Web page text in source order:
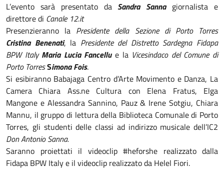
L’evento sarà presentato da Sandra Sanna giornalista e
direttore di Canale 12.it
Presenzieranno la Presidente della Sezione di Porto Torres
Cristina Benenati, la Presidente del Distretto Sardegna Fidapa
BPW Italy Maria Lucia Fancellue la Vicesindaco del Comune di
Porto TorresSimona Fois.
Si esibiranno Babajaga Centro d’Arte Movimento e Danza, La
Camera Chiara Ass.ne Cultura con Elena Fratus, Elga
Mangone e Alessandra Sannino, Pauz & Irene Sotgiu, Chiara
Mannu, il gruppo di lettura della Biblioteca Comunale di Porto
Torres, gli studenti delle classi ad indirizzo musicale dell’IC2
Don Antonio Sanna.
Saranno proiettati il videoclip #heforshe realizzato dalla
Fidapa BPW Italy e il videoclip realizzato da Helel Fiori.